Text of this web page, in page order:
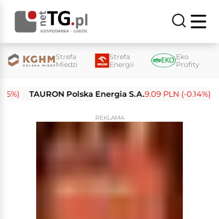
Strefa
Miedzi
Strefa
Energii
Eko
Profity
TAURON Polska Energia S.A. 9.09 PLN (-0.14%)
REKLAMA